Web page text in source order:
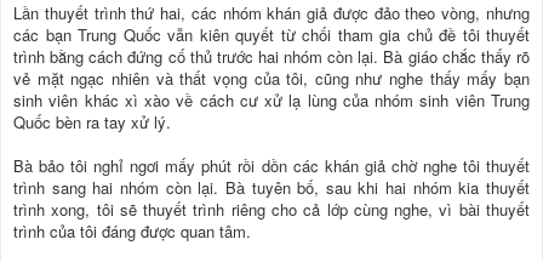
Lần thuyết trình thứ hai, các nhóm khán giả được đảo theo vòng, nhưng
các bạn Trung Quốc vẫn kiên quyết từ chối tham gia chủ đề tôi thuyết
trình bằng cách đứng cố thủ trước hai nhóm còn lại. Bà giáo chắc thấy rõ
vẻ mặt ngạc nhiên và thất vọng của tôi, cũng như nghe thấy mấy bạn
sinh viên khác xì xào về cách cư xử lạ lùng của nhóm sinh viên Trung
Quốc bèn ra tay xử lý.
Bà bảo tôi nghỉ ngơi mấy phút rồi dồn các khán giả chờ nghe tôi thuyết
trình sang hai nhóm còn lại. Bà tuyên bố, sau khi hai nhóm kia thuyết
trình xong, tôi sẽ thuyết trình riêng cho cả lớp cùng nghe, vì bài thuyết
trình của tôi đáng được quan tâm.